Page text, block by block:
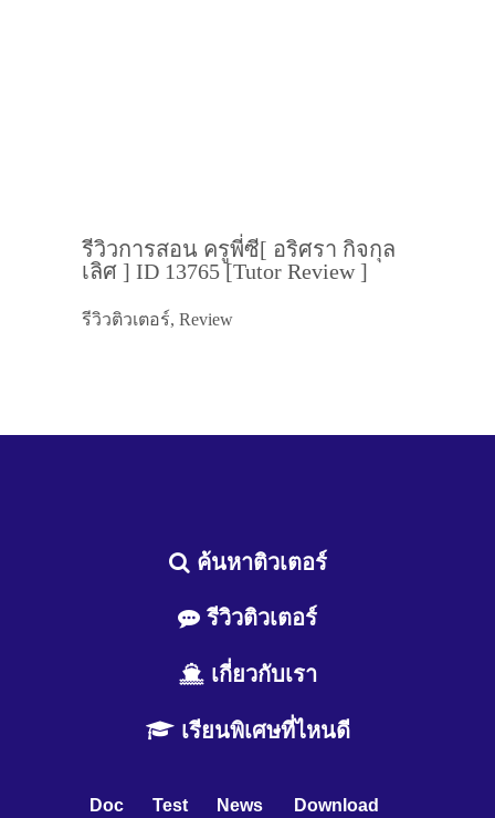
รีวิวการสอน ครูพี่ซี[ อริศรา กิจกุล
เลิศ ] ID 13765 [Tutor Review ]
รีวิวติวเตอร์, Review
ค้นหาติวเตอร์
รีวิวติวเตอร์
เกี่ยวกับเรา
เรียนพิเศษที่ไหนดี
Doc Test News Download